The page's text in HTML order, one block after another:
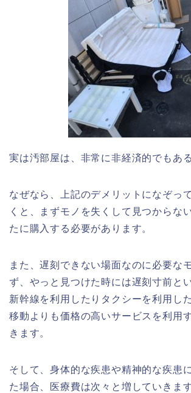
実は汚部屋は、非常に非経済的でもあ
なぜなら、上記のデメリットになぞっ
くと、まずモノを失くして見つからな
たに購入する必要があります。
また、遅刻できない場面なのに必要な
ず、やっと見つけた時には遅刻寸前と
新幹線を利用したりタクシーを利用し
移動よりも価格の高いサービスを利用
きます。
そして、身体的な疾患や精神的な疾患
た場合、医療費は次々と増していきます